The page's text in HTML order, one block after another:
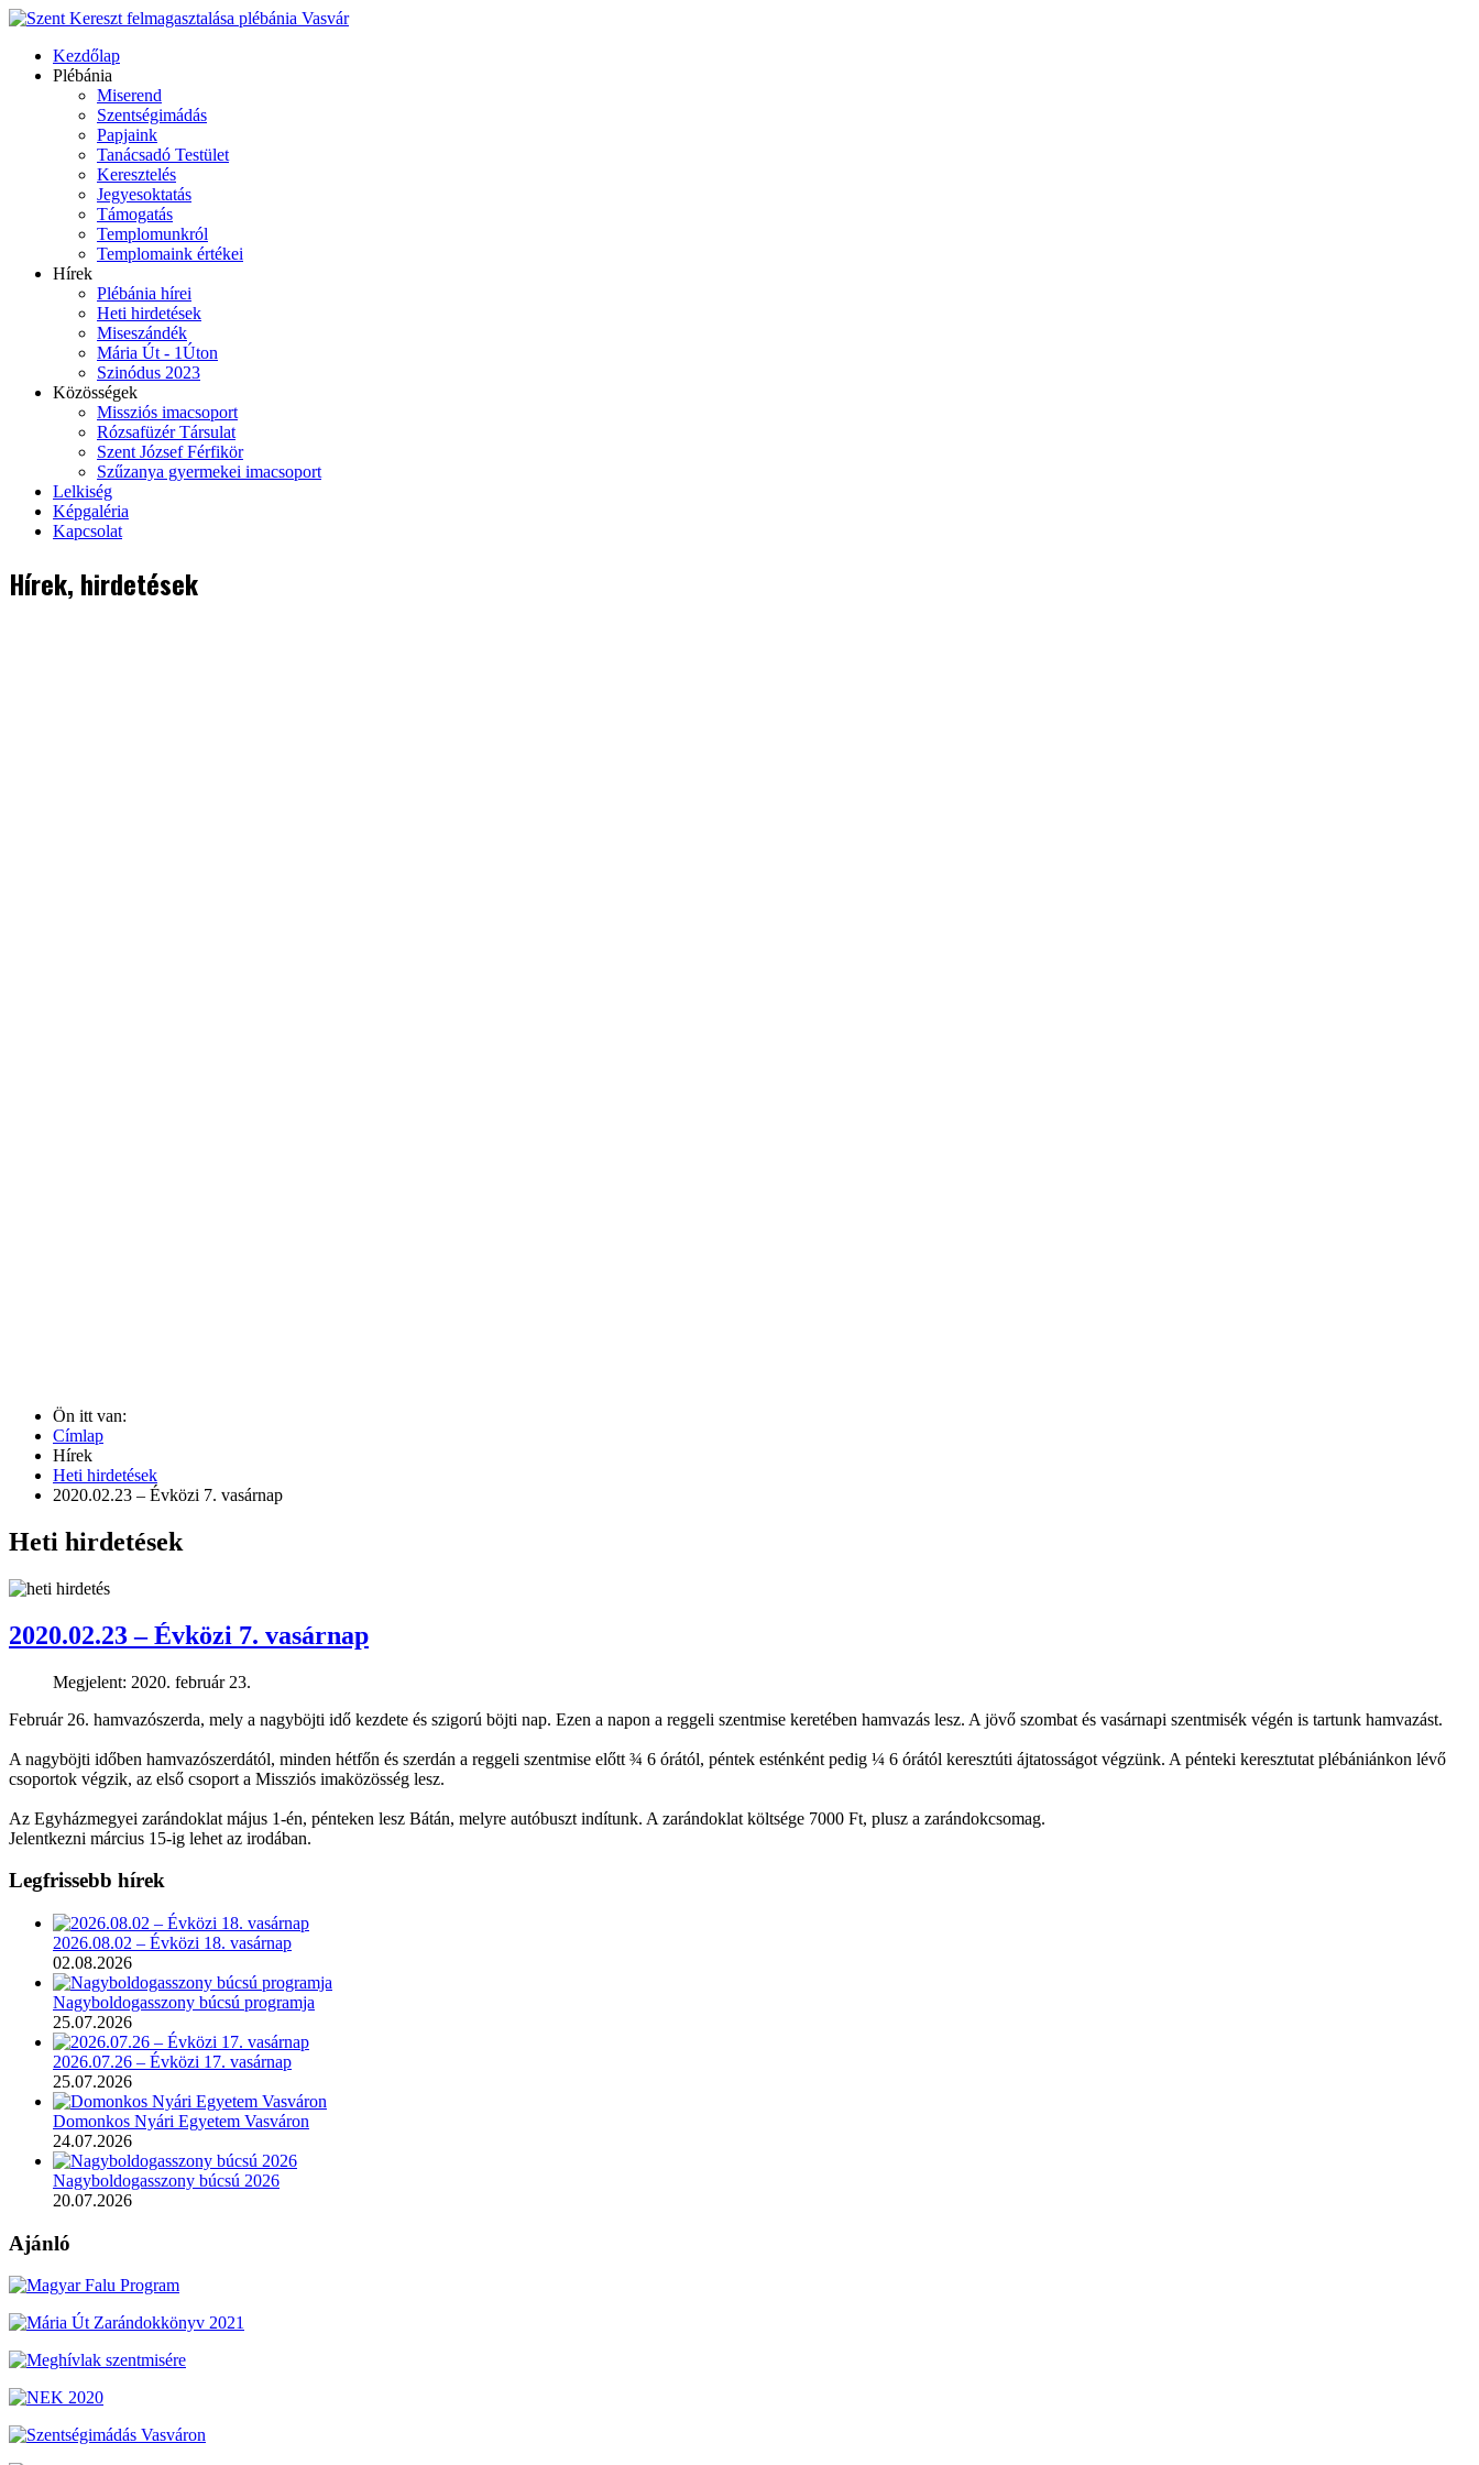
Kezdőlap
Plébánia
Miserend
Szentségimádás
Papjaink
Tanácsadó Testület
Keresztelés
Jegyesoktatás
Támogatás
Templomunkról
Templomaink értékei
Hírek
Plébánia hírei
Heti hirdetések
Miseszándék
Mária Út - 1Úton
Szinódus 2023
Közösségek
Missziós imacsoport
Rózsafüzér Társulat
Szent József Férfikör
Szűzanya gyermekei imacsoport
Lelkiség
Képgaléria
Kapcsolat
Hírek, hirdetések
Ön itt van:
Címlap
Hírek
Heti hirdetések
2020.02.23 – Évközi 7. vasárnap
Heti hirdetések
2020.02.23 – Évközi 7. vasárnap
Megjelent: 2020. február 23.
Február 26. hamvazószerda, mely a nagyböjti idő kezdete és szigorú böjti nap. Ezen a napon a reggeli szentmise keretében hamvazás lesz. A jövő szombat és vasárnapi szentmisék végén is tartunk hamvazást.
A nagyböjti időben hamvazószerdától, minden hétfőn és szerdán a reggeli szentmise előtt ¾ 6 órától, péntek esténként pedig ¼ 6 órától keresztúti ájtatosságot végzünk. A pénteki keresztutat plébániánkon lévő
csoportok végzik, az első csoport a Missziós imaközösség lesz.
Az Egyházmegyei zarándoklat május 1-én, pénteken lesz Bátán, melyre autóbuszt indítunk. A zarándoklat költsége 7000 Ft, plusz a zarándokcsomag.
Jelentkezni március 15-ig lehet az irodában.
Legfrissebb hírek
2026.08.02 – Évközi 18. vasárnap
02.08.2026
Nagyboldogasszony búcsú programja
25.07.2026
2026.07.26 – Évközi 17. vasárnap
25.07.2026
Domonkos Nyári Egyetem Vasváron
24.07.2026
Nagyboldogasszony búcsú 2026
20.07.2026
Ajánló